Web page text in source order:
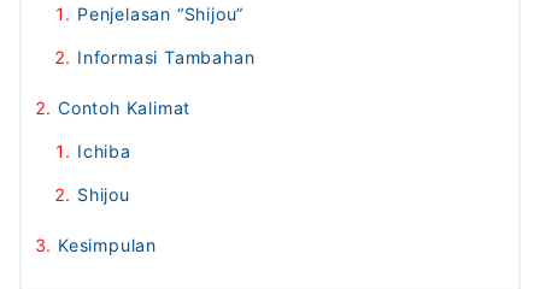
Penjelasan “Shijou”
Informasi Tambahan
Contoh Kalimat
Ichiba
Shijou
Kesimpulan